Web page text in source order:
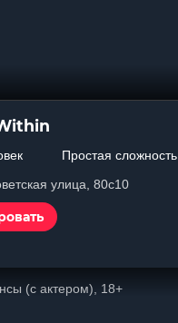
Простая сложность
улица, 80с10
(с актером), 18+